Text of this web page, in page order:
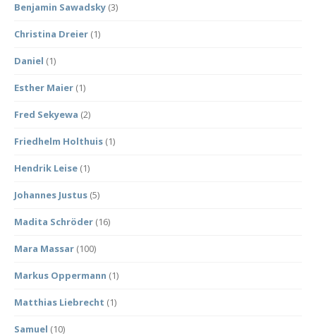
Benjamin Sawadsky (3)
Christina Dreier (1)
Daniel (1)
Esther Maier (1)
Fred Sekyewa (2)
Friedhelm Holthuis (1)
Hendrik Leise (1)
Johannes Justus (5)
Madita Schröder (16)
Mara Massar (100)
Markus Oppermann (1)
Matthias Liebrecht (1)
Samuel (10)